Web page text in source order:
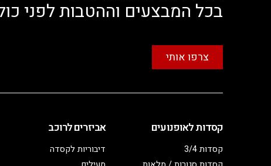
בכל המבצעים וההטבות לפני
צרפו אותי
קסדות לאופנועים
קסדות 3/4
אביזרים לרוכב
דיבוריות לקסדה